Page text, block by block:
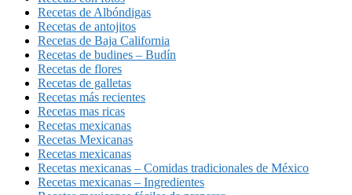
Recetas de Albóndigas
Recetas de antojitos
Recetas de Baja California
Recetas de budines – Budín
Recetas de flores
Recetas de galletas
Recetas más recientes
Recetas mas ricas
Recetas mexicanas
Recetas Mexicanas
Recetas mexicanas
Recetas mexicanas – Comidas tradicionales de México
Recetas mexicanas – Ingredientes